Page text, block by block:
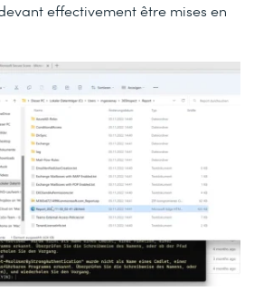
effectivement être mises en